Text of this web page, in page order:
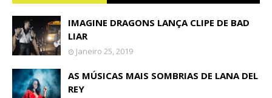
IMAGINE DRAGONS LANÇA CLIPE DE BAD
LIAR
Janeiro 25, 2019
AS MÚSICAS MAIS SOMBRIAS DE LANA DEL
REY